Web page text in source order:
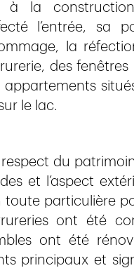
la construction
l’entrée, sa
la
des fenêtres
le lac.
du
et l’aspect
particulière
ont été
ont été
principaux et